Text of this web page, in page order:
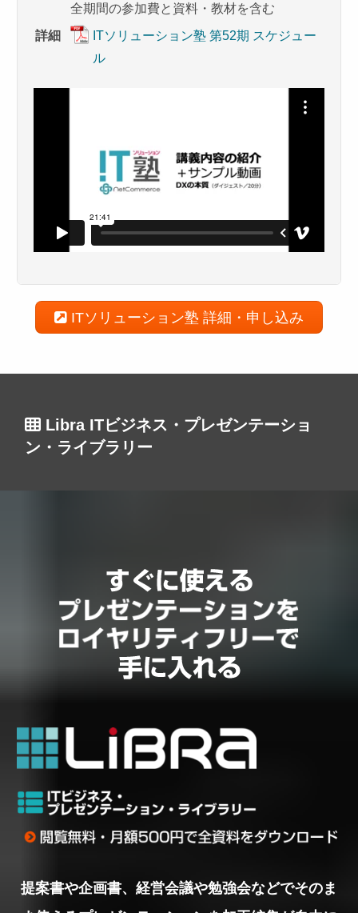
全期間の参加費と資料・教材を含む
詳細
ITソリューション塾 第52期 スケジュー
ル
ITソリューション塾 詳細・申し込み
Libra ITビジネス・プレゼンテーショ
ン・ライブラリー
提案書や企画書、経営会議や勉強会などでそのま